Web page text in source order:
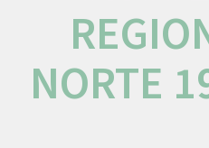
NORTE